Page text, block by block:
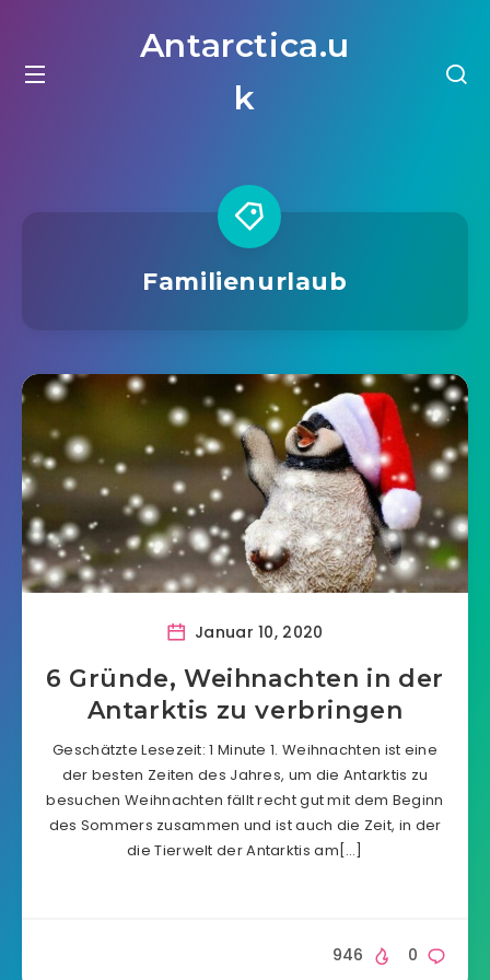
Antarctica.u
k
Familienurlaub
Januar 10, 2020
6 Gründe, Weihnachten in der
Antarktis zu verbringen
Geschätzte Lesezeit: 1 Minute 1. Weihnachten ist eine
der besten Zeiten des Jahres, um die Antarktis zu
besuchen Weihnachten fällt recht gut mit dem Beginn
des Sommers zusammen und ist auch die Zeit, in der
die Tierwelt der Antarktis am[…]
0
946